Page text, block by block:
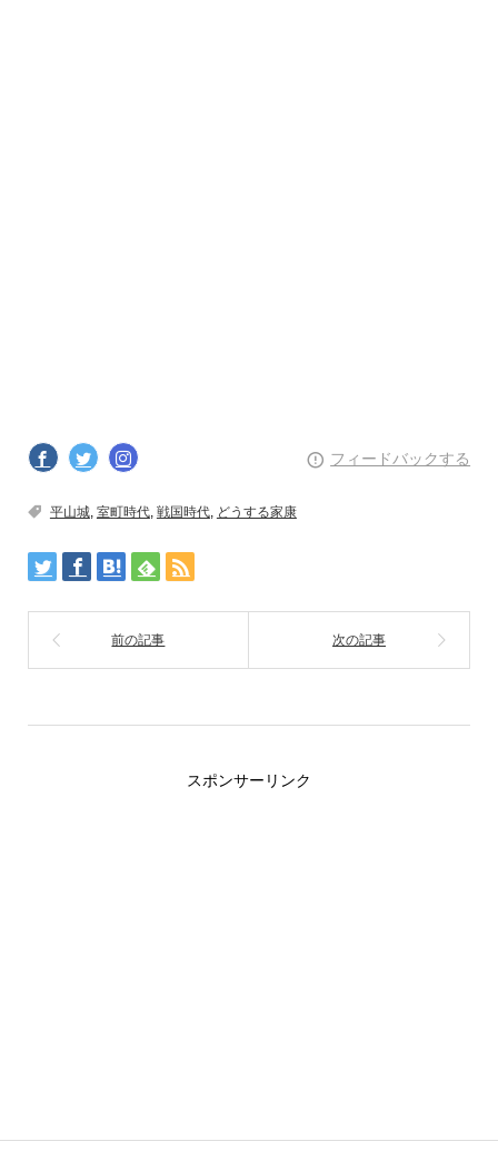
フィードバックする
平山城, 室町時代, 戦国時代, どうする家康
スポンサーリンク